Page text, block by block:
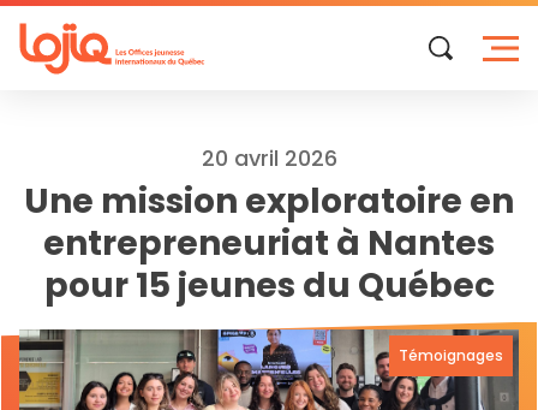
Skip
to
content
20 avril 2026
Une mission exploratoire en
entrepreneuriat à Nantes
pour 15 jeunes du Québec
Témoignages